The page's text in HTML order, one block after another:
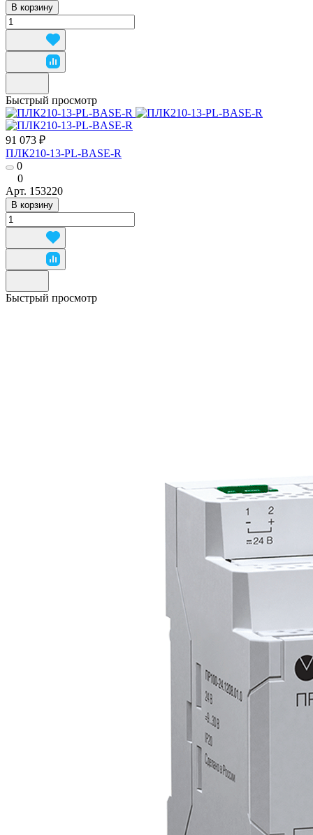
В корзину
Быстрый просмотр
91 073 ₽
ПЛК210-13-PL-BASE-R
0
0
Арт. 153220
В корзину
Быстрый просмотр